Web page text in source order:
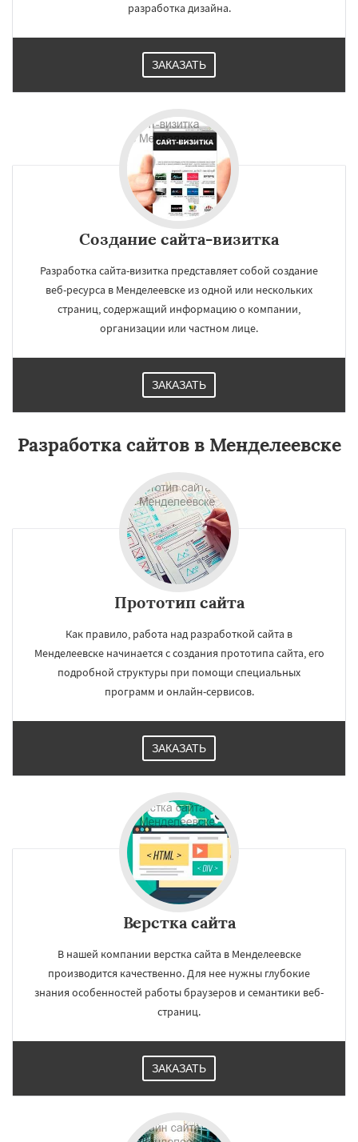
разработка дизайна.
ЗАКАЗАТЬ
Создание сайта-визитка
Разработка сайта-визитка представляет собой создание
веб-ресурса в Менделеевске из одной или нескольких
страниц, содержащий информацию о компании,
организации или частном лице.
ЗАКАЗАТЬ
Разработка сайтов в Менделеевске
Прототип сайта
Как правило, работа над разработкой сайта в
Менделеевске начинается с создания прототипа сайта, его
подробной структуры при помощи специальных
программ и онлайн-сервисов.
ЗАКАЗАТЬ
Верстка сайта
В нашей компании верстка сайта в Менделеевске
производится качественно. Для нее нужны глубокие
знания особенностей работы браузеров и семантики веб-
страниц.
ЗАКАЗАТЬ